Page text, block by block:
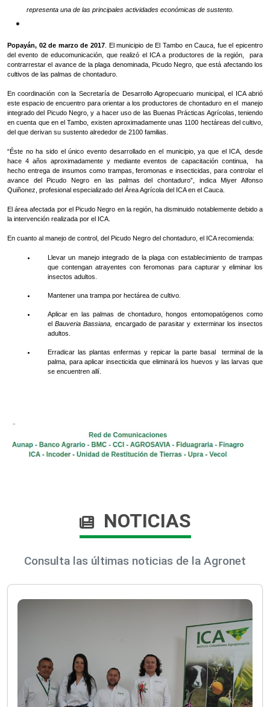
representa una de las principales actividades económicas de sustento.
Popayán, 02 de marzo de 2017 . El municipio de El Tambo en Cauca, fue el epicentro
del evento de educomunicación, que realizó el ICA a productores de la región, para
contrarrestar el avance de la plaga denominada, Picudo Negro, que está afectando los
cultivos de las palmas de chontaduro.
En coordinación con la Secretaría de Desarrollo Agropecuario municipal, el ICA abrió
este espacio de encuentro para orientar a los productores de chontaduro en el manejo
integrado del Picudo Negro, y a hacer uso de las Buenas Prácticas Agrícolas, teniendo
en cuenta que en el Tambo, existen aproximadamente unas 1100 hectáreas del cultivo,
del que derivan su sustento alrededor de 2100 familias.
“Éste no ha sido el único evento desarrollado en el municipio, ya que el ICA, desde
hace 4 años aproximadamente y mediante eventos de capacitación continua, ha
hecho entrega de insumos como trampas, feromonas e insecticidas, para controlar el
avance del Picudo Negro en las palmas del chontaduro”, indica Miyer Alfonso
Quiñonez, profesional especializado del Área Agrícola del ICA en el Cauca.
El área afectada por el Picudo Negro en la región, ha disminuido notablemente debido a
la intervención realizada por el ICA.
En cuanto al manejo de control, del Picudo Negro del chontaduro, el ICA recomienda:
Llevar un manejo integrado de la plaga con establecimiento de trampas
que contengan atrayentes con feromonas para capturar y eliminar los
insectos adultos.
Mantener una trampa por hectárea de cultivo.
Aplicar en las palmas de chontaduro, hongos entomopatógenos como
elBauveria Bassiana, encargado de parasitar y exterminar los insectos
adultos.
Erradicar las plantas enfermas y repicar la parte basal terminal de la
palma, para aplicar insecticida que eliminará los huevos y las larvas que
se encuentren allí.​
NOTICIAS
Consulta las últimas noticias de la Agronet